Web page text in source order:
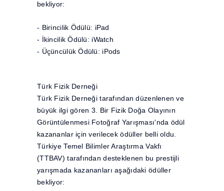
bekliyor:
- Birincilik Ödülü: iPad
- İkincilik Ödülü: iWatch
- Üçüncülük Ödülü: iPods
Türk Fizik Derneği
Türk Fizik Derneği tarafından düzenlenen ve
büyük ilgi gören 3. Bir Fizik Doğa Olayının
Görüntülenmesi Fotoğraf Yarışması'nda ödül
kazananlar için verilecek ödüller belli oldu.
Türkiye Temel Bilimler Araştırma Vakfı
(TTBAV) tarafından desteklenen bu prestijli
yarışmada kazananları aşağıdaki ödüller
bekliyor: